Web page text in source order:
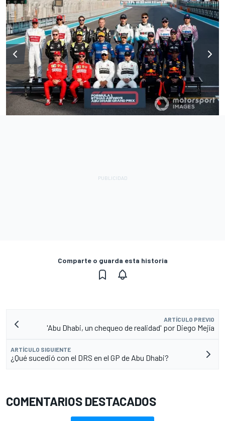
Comparte o guarda esta historia
ARTÍCULO PREVIO
'Abu Dhabi, un chequeo de realidad' por Diego Mejía
ARTÍCULO SIGUIENTE
¿Qué sucedió con el DRS en el GP de Abu Dhabi?
COMENTARIOS DESTACADOS